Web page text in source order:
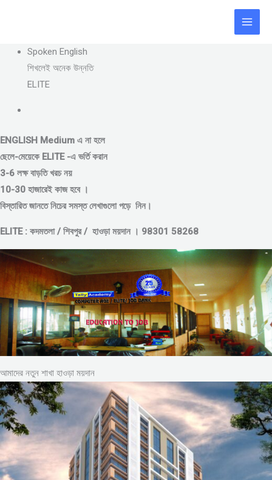
Spoken English
শিখলেই অনেক উন্নতি
ELITE
ENGLISH Medium এ না হলে
ছেলে-মেয়েকে ELITE -এ ভর্তি করান
3-6 লক্ষ বাড়তি খরচ নয়
10-30 হাজারেই কাজ হবে ।
বিস্তারিত জানতে নিচের সমস্ত লেখাগুলো পড়ে নিন।
ELITE : কদমতলা / শিবপুর / হাওড়া ময়দান । 98301 58268
আমাদের নতুন শাখা হাওড়া ময়দান